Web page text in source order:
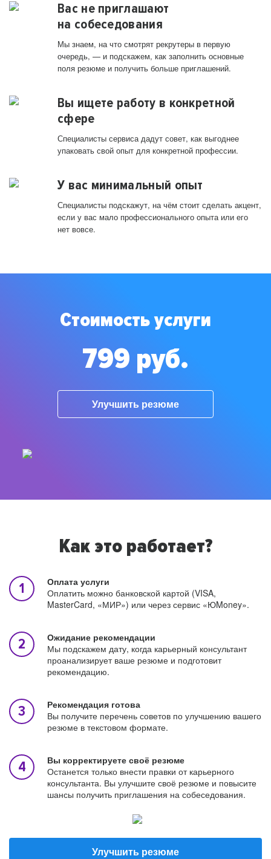
Вас не приглашают
на собеседования
Мы знаем, на что смотрят рекрутеры в первую
очередь, — и подскажем, как заполнить основные
поля резюме и получить больше приглашений.
Вы ищете работу в конкретной
сфере
Специалисты сервиса дадут совет, как выгоднее
упаковать свой опыт для конкретной профессии.
У вас минимальный опыт
Специалисты подскажут, на чём стоит сделать акцент,
если у вас мало профессионального опыта или его
нет вовсе.
Стоимость услуги
799 руб.
Улучшить резюме
Как это работает?
Оплата услуги
Оплатить можно банковской картой (VISA,
MasterCard, «МИР») или через сервис «ЮMoney».
Ожидание рекомендации
Мы подскажем дату, когда карьерный консультант
проанализирует ваше резюме и подготовит
рекомендацию.
Рекомендация готова
Вы получите перечень советов по улучшению вашего
резюме в текстовом формате.
Вы корректируете своё резюме
Останется только внести правки от карьерного
консультанта. Вы улучшите своё резюме и повысите
шансы получить приглашения на собеседования.
Улучшить резюме